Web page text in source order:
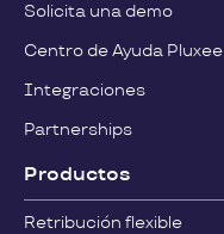
Solicita una demo
Centro de Ayuda Pluxee
Integraciones
Partnerships
Productos
Retribución flexible